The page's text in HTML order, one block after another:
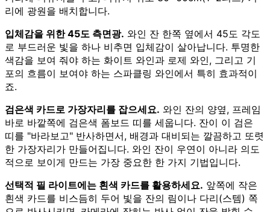
리에 광원을 배치합니다.
입체감을 위한 45도 측면광. 와인 잔 한쪽 옆에서 45도 각도
로 부드러운 빛을 하나 비추면 입체감이 살아납니다. 투명한
색감을 보여 줘야 하는 화이트 와인과 로제 와인, 그리고 기
포의 흐름이 보여야 하는 스파클링 와인에서 특히 효과적이
죠.
검은색 카드로 가장자리를 잡으세요. 와인 잔의 양옆, 프레임
바로 바깥쪽에 검은색 폼보드 띠를 세웁니다. 잔이 이 검은
띠를 "바라보고" 반사하면서, 배경과 대비되는 깔끔하고 또렷
한 가장자리가 만들어집니다. 와인 잔이 우연이 아니라 의도
적으로 보이게 만드는 가장 중요한 한 가지 기법입니다.
선택적 필 라이트에는 흰색 카드를 활용하세요. 앞쪽에 작은
흰색 카드를 비스듬히 두어 빛을 잔의 림이나 다리(스템) 쪽